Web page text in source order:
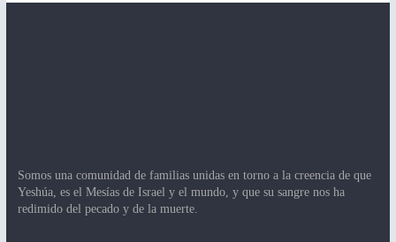
Somos una comunidad de familias unidas en torno a la creencia de que
Yeshúa, es el Mesías de Israel y el mundo, y que su sangre nos ha
redimido del pecado y de la muerte.